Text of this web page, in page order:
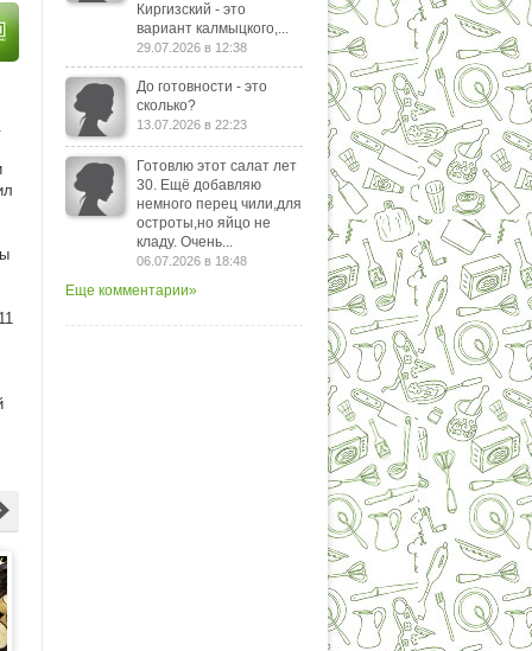
Киргизский - это
вариант калмыцкого,...
29.07.2026 в 12:38
До готовности - это
сколько?
13.07.2026 в 22:23
Готовлю этот салат лет
30. Ещё добавляю
немного перец чили,для
остроты,но яйцо не
кладу. Очень...
06.07.2026 в 18:48
Еще комментарии»